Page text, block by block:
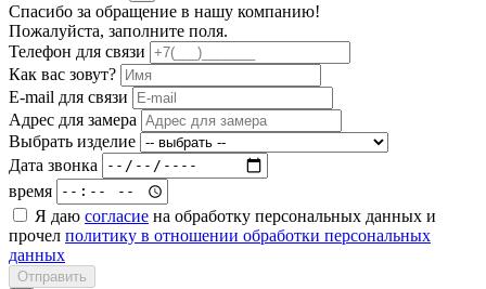
Спасибо за обращение в нашу компанию!
Пожалуйста, заполните поля.
Телефон для связи
Как вас зовут?
E-mail для связи
Адрес для замера
Выбрать изделие
Дата звонка
время
Я даю согласие на обработку персональных данных и
прочел политику в отношении обработки персональных
данных
Отправить